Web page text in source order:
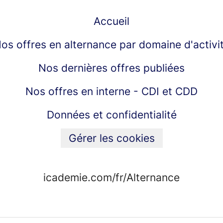
Accueil
offres en alternance par domaine
Nos dernières offres publiées
Nos offres en interne - CDI et CDD
Données et confidentialité
Gérer les cookies
icademie.com/fr/Alternance